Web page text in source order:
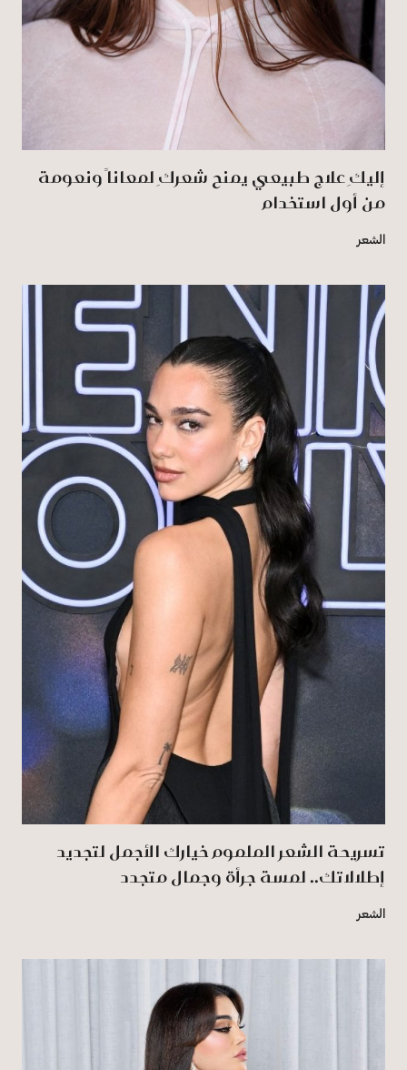
إليكِ علاج طبيعي يمنح شعركِ لمعاناً ونعومة
من أول استخدام
الشعر
تسريحة الشعر الملموم خيارك الأجمل لتجديد
إطلالاتك.. لمسة جرأة وجمال متجدد
الشعر